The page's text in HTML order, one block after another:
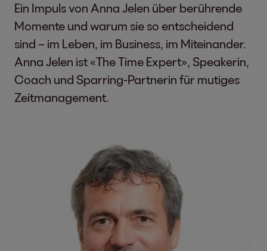
Ein Impuls von Anna Jelen über berührende
Momente und warum sie so entscheidend
sind – im Leben, im Business, im Miteinander.
Anna Jelen ist «The Time Expert», Speakerin,
Coach und Sparring-Partnerin für mutiges
Zeitmanagement.